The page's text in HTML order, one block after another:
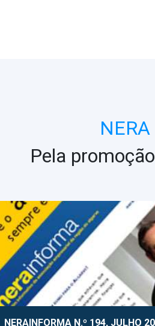
Pela
NERAINFORMA N.º 194, JULHO